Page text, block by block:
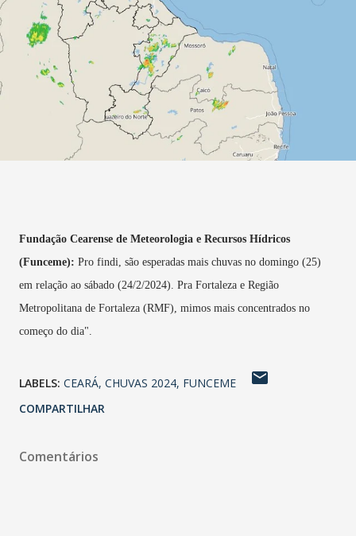
Fundação Cearense de Meteorologia e Recursos Hídricos
(Funceme): Pro findi, são esperadas mais chuvas no domingo (25)
em relação ao sábado (24/2/2024). Pra Fortaleza e Região
Metropolitana de Fortaleza (RMF), mimos mais concentrados no
começo do dia".
LABELS: CEARÁ CHUVAS 2024 FUNCEME
COMPARTILHAR
Comentários